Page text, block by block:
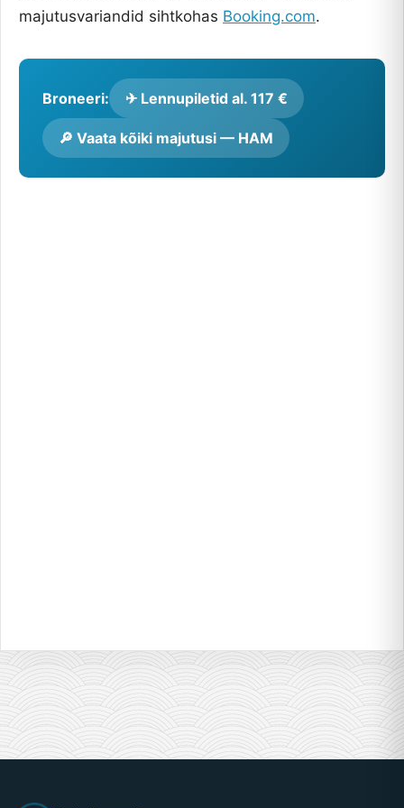
majutusvariandid sihtkohas Booking.com.
Broneeri: ✈ Lennupiletid al. 117 €
🔎 Vaata kõiki majutusi — HAM